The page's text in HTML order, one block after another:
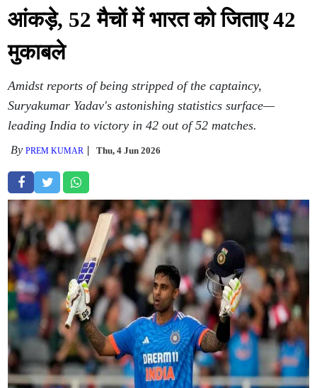
आंकड़े, 52 मैचों में भारत को जिताए 42
मुकाबले
Amidst reports of being stripped of the captaincy,
Suryakumar Yadav's astonishing statistics surface—
leading India to victory in 42 out of 52 matches.
ByPREM KUMAR Thu, 4 Jun 2026